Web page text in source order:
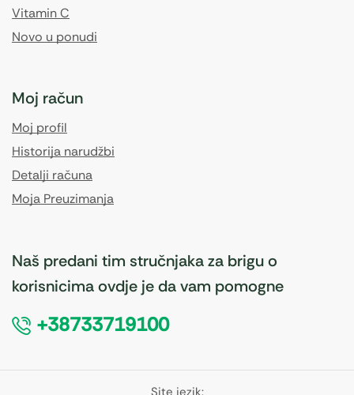
Vitamin C
Novo u ponudi
Moj račun
Moj profil
Historija narudžbi
Detalji računa
Moja Preuzimanja
Naš predani tim stručnjaka za brigu o
korisnicima ovdje je da vam pomogne
+38733719100
Site jezik: